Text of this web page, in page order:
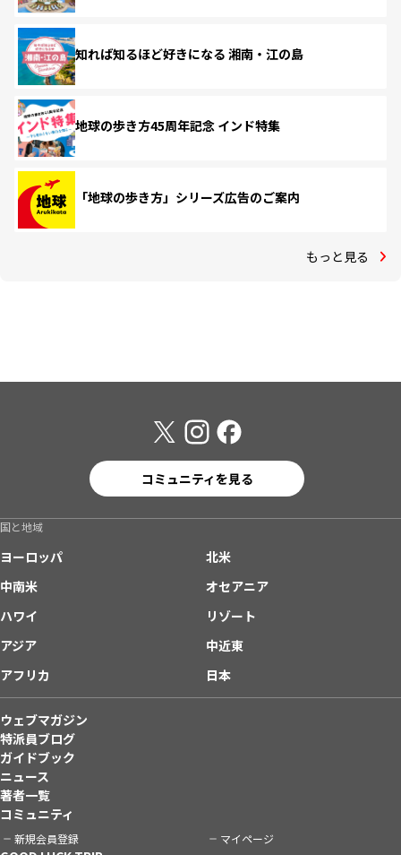
知れば知るほど好きになる 湘南・江の島
地球の歩き方45周年記念 インド特集
「地球の歩き方」シリーズ広告のご案内
もっと見る
コミュニティを見る
国と地域
ヨーロッパ
北米
中南米
オセアニア
ハワイ
リゾート
アジア
中近東
アフリカ
日本
ウェブマガジン
特派員ブログ
ガイドブック
ニュース
著者一覧
コミュニティ
新規会員登録 マイページ